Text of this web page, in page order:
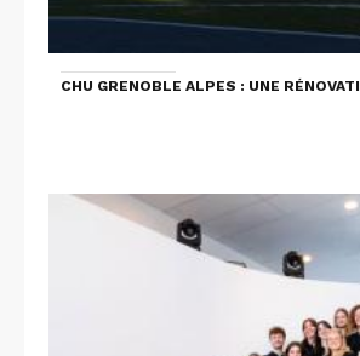
CHU GRENOBLE ALPES : UNE